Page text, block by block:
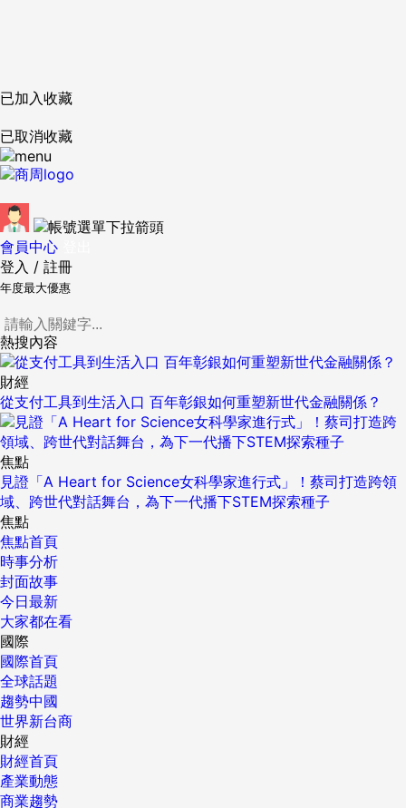
已加入收藏
已取消收藏
會員中心
登入 / 註冊
年度最大優惠
熱搜內容
財經
從支付工具到生活入口 百年彰銀如何重塑新世代金融關係？
焦點
見證「A Heart for Science女科學家進行式」！蔡司打造跨領
域、跨世代對話舞台，為下一代播下STEM探索種子
焦點
焦點首頁
時事分析
封面故事
今日最新
大家都在看
國際
國際首頁
全球話題
趨勢中國
世界新台商
財經
財經首頁
產業動態
商業趨勢